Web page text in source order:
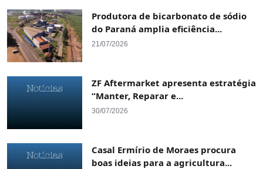
Produtora de bicarbonato de sódio
do Paraná amplia eficiência...
21/07/2026
ZF Aftermarket apresenta estratégia
“Manter, Reparar e...
30/07/2026
Casal Ermírio de Moraes procura
boas ideias para a agricultura...